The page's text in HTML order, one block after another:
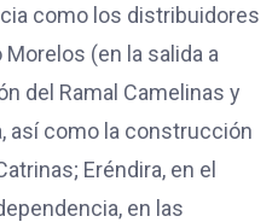
como los distribuidores
(en la salida a
del Ramal Camelinas y
así como la construcción
Eréndira, en el
en las